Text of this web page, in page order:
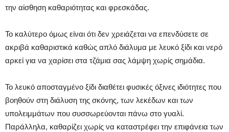
την αίσθηση καθαριότητας και φρεσκάδας.
Το καλύτερο όμως είναι ότι δεν χρειάζεται να επενδύσετε σε
ακριβά καθαριστικά καθώς απλό διάλυμα με λευκό ξίδι και νερό
αρκεί για να χαρίσει στα τζάμια σας λάμψη χωρίς σημάδια.
Το λευκό αποσταγμένο ξίδι διαθέτει φυσικές όξινες ιδιότητες που
βοηθούν στη διάλυση της σκόνης, των λεκέδων και των
υπολειμμάτων που συσσωρεύονται πάνω στο γυαλί.
Παράλληλα, καθαρίζει χωρίς να καταστρέφει την επιφάνεια των